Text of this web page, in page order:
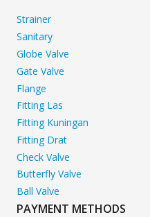
Strainer
Sanitary
Globe Valve
Gate Valve
Flange
Fitting Las
Fitting Kuningan
Fitting Drat
Check Valve
Butterfly Valve
Ball Valve
PAYMENT METHODS